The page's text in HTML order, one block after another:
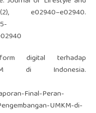
e02940–e02940.
digital terhadap
di Indonesia.
Final-Peran-
UMKM-di-